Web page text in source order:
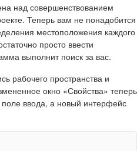
над совершенствованием
Теперь вам не понадобится
местоположения каждого
просто ввести
выполнит поиск за вас.
рабочего пространства и
окно «Свойства» теперь
поле ввода, а новый интерфейс